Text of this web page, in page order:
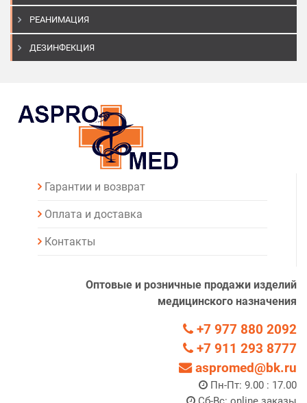
РЕАНИМАЦИЯ
ДЕЗИНФЕКЦИЯ
Гарантии и возврат
Оплата и доставка
Контакты
Оптовые и розничные продажи изделий
медицинского назначения
+7 977 880 2092
+7 911 293 8777
aspromed@bk.ru
Пн-Пт: 9.00 : 17.00